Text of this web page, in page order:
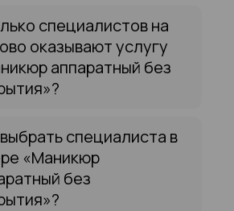
специалистов на
оказывают услугу
аппаратный без
специалиста в
«Маникюр
без